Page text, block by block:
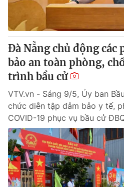
Đà Nẵng chủ động các
bảo an toàn phòng,
trình bầu cử
VTV.vn - Sáng 9/5, Ủy ban
chức diễn tập đảm bảo y tế,
COVID-19 phục vụ bầu cử